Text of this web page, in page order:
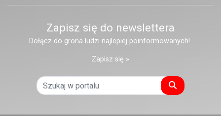
Zapisz się do newslettera
Dołącz do grona ludzi najlepiej poinformowanych!
Zapisz się »
Szukaj